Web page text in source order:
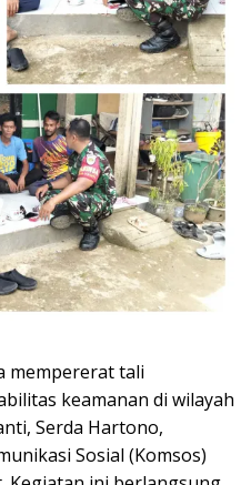
mempererat tali
keamanan di wilayah
Serda Hartono,
Sosial (Komsos)